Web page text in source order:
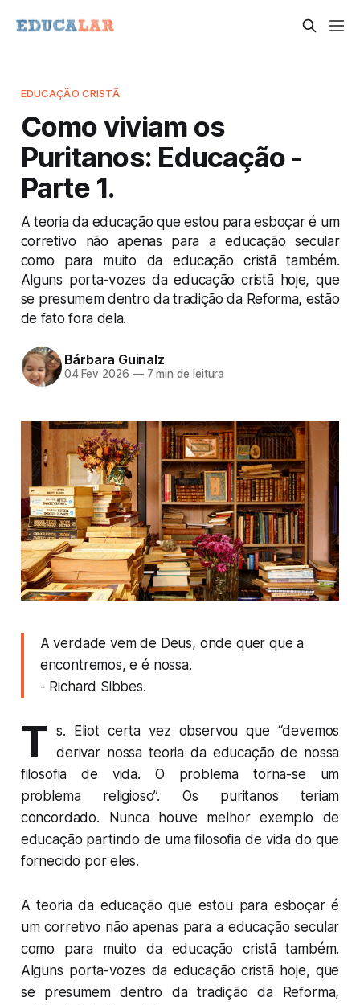
EDUCAÇÃO CRISTÃ
Como viviam os
Puritanos: Educação -
Parte 1.
A teoria da educação que estou para esboçar é um
corretivo não apenas para a educação secular
como para muito da educação cristã também.
Alguns porta-vozes da educação cristã hoje, que
se presumem dentro da tradição da Reforma, estão
de fato fora dela.
Bárbara Guinalz
04 Fev 2026 —7 min de leitura
A verdade vem de Deus, onde quer que a
encontremos, e é nossa.
- Richard Sibbes.
T
s. Eliot certa vez observou que “devemos
derivar nossa teoria da educação de nossa
filosofia de vida. O problema torna-se um
problema religioso”. Os puritanos teriam
concordado. Nunca houve melhor exemplo de
educação partindo de uma filosofia de vida do que
fornecido por eles.
A teoria da educação que estou para esboçar é
um corretivo não apenas para a educação secular
como para muito da educação cristã também.
Alguns porta-vozes da educação cristã hoje, que
se presumem dentro da tradição da Reforma,